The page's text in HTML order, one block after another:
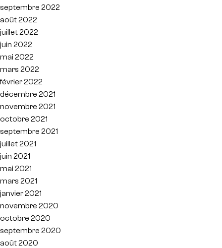
septembre 2022
août 2022
juillet 2022
juin 2022
mai 2022
mars 2022
février 2022
décembre 2021
novembre 2021
octobre 2021
septembre 2021
juillet 2021
juin 2021
mai 2021
mars 2021
janvier 2021
novembre 2020
octobre 2020
septembre 2020
août 2020